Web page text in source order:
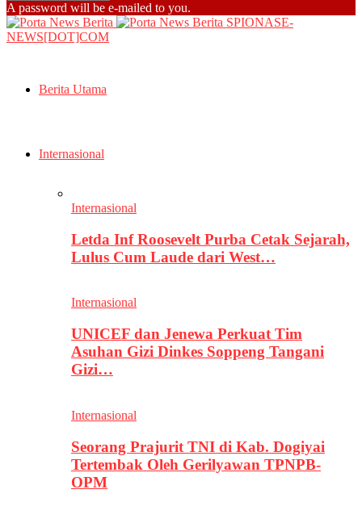
A password will be e-mailed to you.
SPIONASE-
NEWS[DOT]COM
Berita Utama
Internasional
Internasional
Letda Inf Roosevelt Purba Cetak Sejarah,
Lulus Cum Laude dari West…
Internasional
UNICEF dan Jenewa Perkuat Tim
Asuhan Gizi Dinkes Soppeng Tangani
Gizi…
Internasional
Seorang Prajurit TNI di Kab. Dogiyai
Tertembak Oleh Gerilyawan TPNPB-
OPM